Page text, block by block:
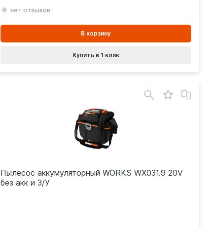
нет отзывов
В корзину
Купить в 1 клик
Пылесос аккумуляторный WORKS WX031.9 20V
без акк и З/У